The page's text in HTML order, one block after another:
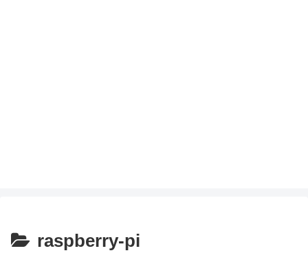
raspberry-pi